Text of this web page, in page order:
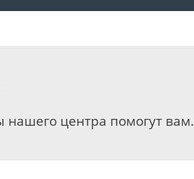
нашего центра помогут вам.